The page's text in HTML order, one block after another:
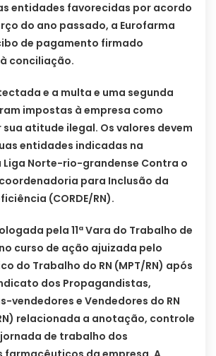
entidades favorecidas por acordo
do ano passado, a Eurofarma
de pagamento firmado
conciliação.
e a multa e uma segunda
impostas à empresa como
atitude ilegal. Os valores devem
entidades indicadas na
Liga Norte-rio-grandense Contra o
para Inclusão da
(CORDE/RN).
pela 11ª Vara do Trabalho de
curso de ação ajuizada pelo
do Trabalho do RN (MPT/RN) após
dos Propagandistas,
vendedores e Vendedores do RN
relacionada a anotação, controle
de trabalho dos